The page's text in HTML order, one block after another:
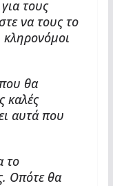
τους
να τους το
κληρονόμοι
θα
καλές
αυτά που
το
Οπότε θα